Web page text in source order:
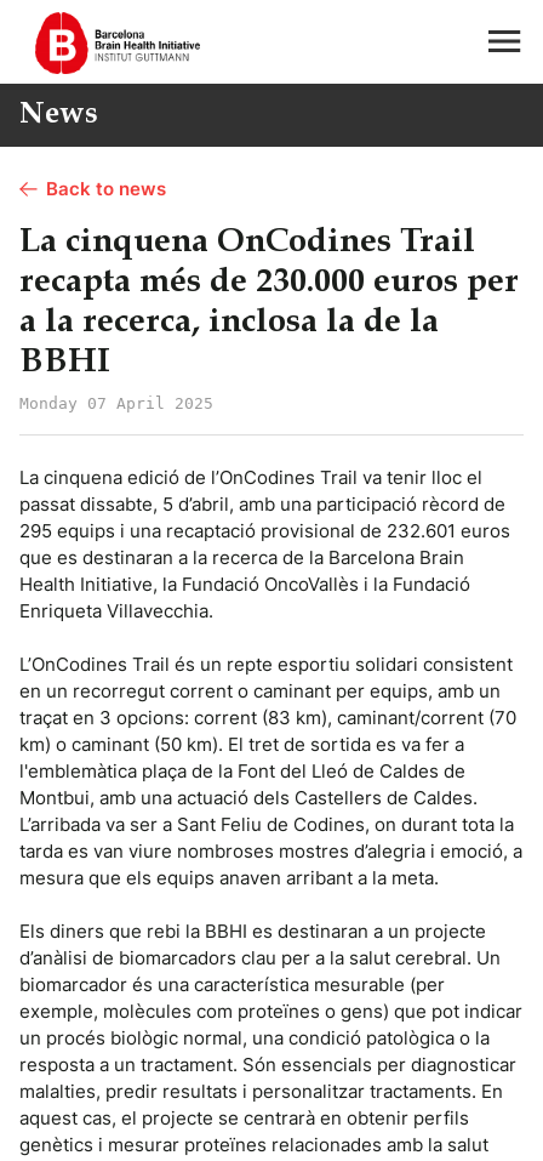
News
Back to news
La cinquena OnCodines Trail
recapta més de 230.000 euros per
a la recerca, inclosa la de la
BBHI
Monday 07 April 2025
La cinquena edició de l’OnCodines Trail va tenir lloc el
passat dissabte, 5 d’abril, amb una participació rècord de
295 equips i una recaptació provisional de 232.601 euros
que es destinaran a la recerca de la Barcelona Brain
Health Initiative, la Fundació OncoVallès i la Fundació
Enriqueta Villavecchia.
L’OnCodines Trail és un repte esportiu solidari consistent
en un recorregut corrent o caminant per equips, amb un
traçat en 3 opcions: corrent (83 km), caminant/corrent (70
km) o caminant (50 km). El tret de sortida es va fer a
l'emblemàtica plaça de la Font del Lleó de Caldes de
Montbui, amb una actuació dels Castellers de Caldes.
L’arribada va ser a Sant Feliu de Codines, on durant tota la
tarda es van viure nombroses mostres d’alegria i emoció, a
mesura que els equips anaven arribant a la meta.
Els diners que rebi la BBHI es destinaran a un projecte
d’anàlisi de biomarcadors clau per a la salut cerebral. Un
biomarcador és una característica mesurable (per
exemple, molècules com proteïnes o gens) que pot indicar
un procés biològic normal, una condició patològica o la
resposta a un tractament. Són essencials per diagnosticar
malalties, predir resultats i personalitzar tractaments. En
aquest cas, el projecte se centrarà en obtenir perfils
genètics i mesurar proteïnes relacionades amb la salut